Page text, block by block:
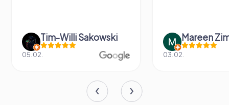
Tim-Willi Sakowski
05.02.
Mareen
03.02.